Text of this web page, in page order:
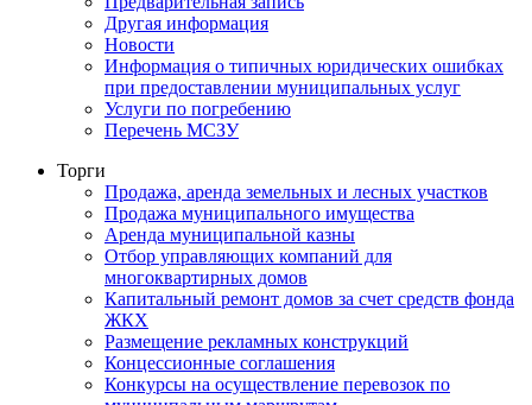
Другая информация
Новости
Информация о типичных юридических ошибках
при предоставлении муниципальных услуг
Услуги по погребению
Перечень МСЗУ
Торги
Продажа, аренда земельных и лесных участков
Продажа муниципального имущества
Аренда муниципальной казны
Отбор управляющих компаний для
многоквартирных домов
Капитальный ремонт домов за счет средств фонда
ЖКХ
Размещение рекламных конструкций
Концессионные соглашения
Конкурсы на осуществление перевозок по